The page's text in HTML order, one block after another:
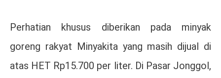
Perhatian khusus diberikan pada minyak
goreng rakyat Minyakita yang masih dijual di
atas HET Rp15.700 per liter. Di Pasar Jonggol,